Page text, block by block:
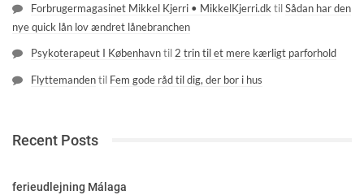
Forbrugermagasinet Mikkel Kjerri • MikkelKjerri.dk tilSådan har den
nye quick lån lov ændret lånebranchen
Psykoterapeut I Københavntil 2 trin til et mere kærligt parforhold
Flyttemandentil Fem gode råd til dig, der bor i hus
Recent Posts
ferieudlejning Málaga